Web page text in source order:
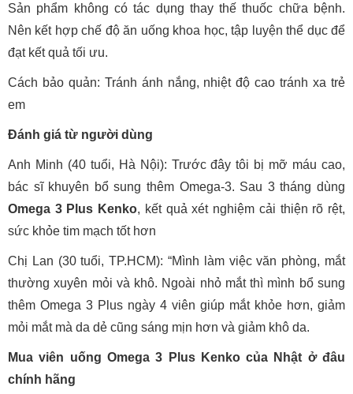
Sản phẩm không có tác dụng thay thế thuốc chữa bệnh.
Nên kết hợp chế độ ăn uống khoa học, tập luyện thể dục để
đạt kết quả tối ưu.
Cách bảo quản: Tránh ánh nắng, nhiệt độ cao tránh xa trẻ
em
Đánh giá từ người dùng
Anh Minh (40 tuổi, Hà Nội): Trước đây tôi bị mỡ máu cao,
bác sĩ khuyên bổ sung thêm Omega-3. Sau 3 tháng dùng
Omega 3 Plus Kenko, kết quả xét nghiệm cải thiện rõ rệt,
sức khỏe tim mạch tốt hơn
Chị Lan (30 tuổi, TP.HCM): “Mình làm việc văn phòng, mắt
thường xuyên mỏi và khô. Ngoài nhỏ mắt thì mình bổ sung
thêm Omega 3 Plus ngày 4 viên giúp mắt khỏe hơn, giảm
mỏi mắt mà da dẻ cũng sáng mịn hơn và giảm khô da.
Mua viên uống Omega 3 Plus Kenko của Nhật ở đâu
chính hãng